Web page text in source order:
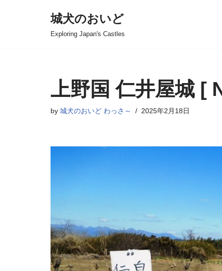
城犬のおいど
Exploring Japan's Castles
上野国 仁井屋城 [
by 城犬のおいど わっさ～ 2025年2月18日